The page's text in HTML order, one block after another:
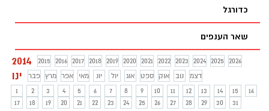
כדורגל
שאר הענפים
2014 2015 2016 2017 2018 2019 2020 2021 2022 2023 2024 2025 2026
ינו פבר מרץ אפר מאי יונ יול אוג ספט אוק נוב
דצמ
1
2 3 4 5 6 7 8 9 10 11 12 13 14 15
16
17
18 19 20 21 22 23 24 25 26 27 28 29 30 31